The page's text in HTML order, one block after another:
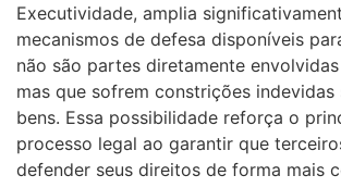
Executividade, amplia
mecanismos de defesa disponíveis
não são partes diretamente
mas que sofrem constrições indevidas
bens. Essa possibilidade reforça o
processo legal ao garantir que
defender seus direitos de forma mais